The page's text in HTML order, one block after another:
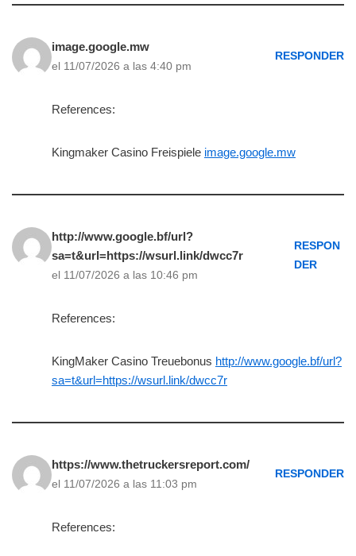
image.google.mw
el 11/07/2026 a las 4:40 pm
RESPONDER
References:
Kingmaker Casino Freispiele image.google.mw
http://www.google.bf/url?
sa=t&url=https://wsurl.link/dwcc7r
el 11/07/2026 a las 10:46 pm
RESPON
DER
References:
KingMaker Casino Treuebonus http://www.google.bf/url?
sa=t&url=https://wsurl.link/dwcc7r
https://www.thetruckersreport.com/
el 11/07/2026 a las 11:03 pm
RESPONDER
References: